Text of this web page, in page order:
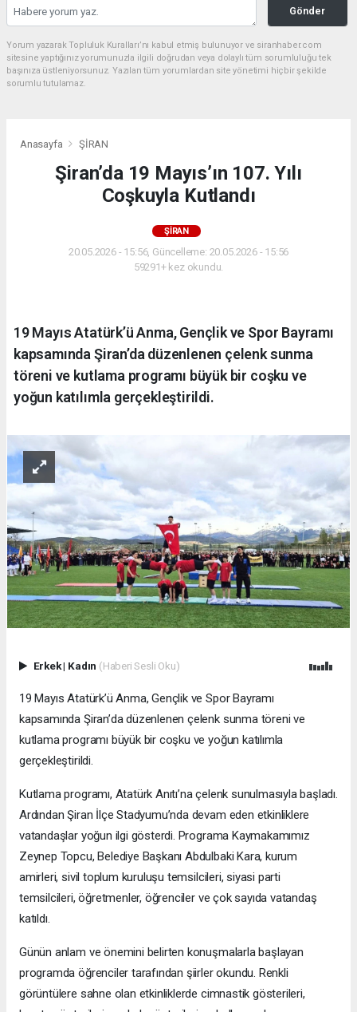
Gönder
Yorum yazarak Topluluk Kuralları’nı kabul etmiş bulunuyor ve siranhaber.com
sitesine yaptığınız yorumunuzla ilgili doğrudan veya dolaylı tüm sorumluluğu tek
başınıza üstleniyorsunuz. Yazılan tüm yorumlardan site yönetimi hiçbir şekilde
sorumlu tutulamaz.
Anasayfa ŞİRAN
Şiran’da 19 Mayıs’ın 107. Yılı
Coşkuyla Kutlandı
ŞİRAN
20.05.2026 - 15:56, Güncelleme: 20.05.2026 - 15:56
59291+ kez okundu.
19 Mayıs Atatürk’ü Anma, Gençlik ve Spor Bayramı
kapsamında Şiran’da düzenlenen çelenk sunma
töreni ve kutlama programı büyük bir coşku ve
yoğun katılımla gerçekleştirildi.
Erkek| Kadın (Haberi Sesli Oku)
19 Mayıs Atatürk’ü Anma, Gençlik ve Spor Bayramı
kapsamında Şiran’da düzenlenen çelenk sunma töreni ve
kutlama programı büyük bir coşku ve yoğun katılımla
gerçekleştirildi.
Kutlama programı, Atatürk Anıtı’na çelenk sunulmasıyla başladı.
Ardından Şiran İlçe Stadyumu’nda devam eden etkinliklere
vatandaşlar yoğun ilgi gösterdi. Programa Kaymakamımız
Zeynep Topcu, Belediye Başkanı Abdulbaki Kara, kurum
amirleri, sivil toplum kuruluşu temsilcileri, siyasi parti
temsilcileri, öğretmenler, öğrenciler ve çok sayıda vatandaş
katıldı.
Günün anlam ve önemini belirten konuşmalarla başlayan
programda öğrenciler tarafından şiirler okundu. Renkli
görüntülere sahne olan etkinliklerde cimnastik gösterileri,